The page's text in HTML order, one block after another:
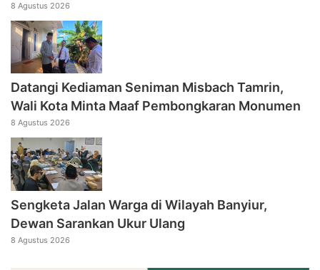
8 Agustus 2026
Datangi Kediaman Seniman Misbach Tamrin,
Wali Kota Minta Maaf Pembongkaran Monumen
8 Agustus 2026
Sengketa Jalan Warga di Wilayah Banyiur,
Dewan Sarankan Ukur Ulang
8 Agustus 2026